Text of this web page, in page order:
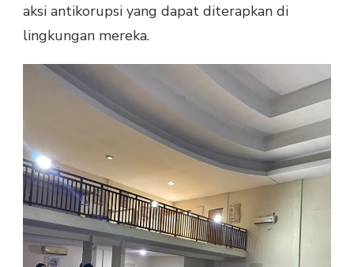
aksi antikorupsi yang dapat diterapkan di
lingkungan mereka.